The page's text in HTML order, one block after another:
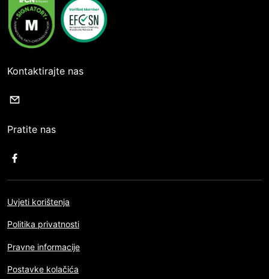
Kontaktirajte nas
Pratite nas
Uvjeti korištenja
Politika privatnosti
Pravne informacije
Postavke kolačića